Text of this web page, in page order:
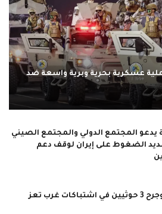
عسكرية بحرية وبرية واسعة ضد
يدعو المجتمع الدولي والمجتمع الصيني
الضغوط على إيران لوقف دعم
غرب تعز